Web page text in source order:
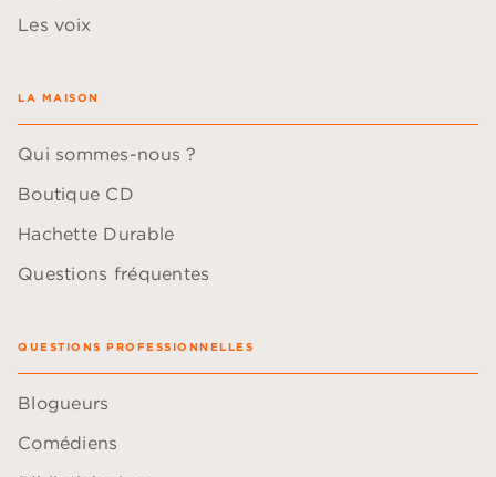
Les voix
LA MAISON
Qui sommes-nous ?
Boutique CD
Hachette Durable
Questions fréquentes
QUESTIONS PROFESSIONNELLES
Blogueurs
Comédiens